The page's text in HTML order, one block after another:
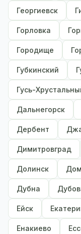
Георгиевск
Горловка
Городище
Губкинский
Гусь-
Дальнегорск
Дербент
Димитровград
Долинск
Дубна
Ейск
Енакиево